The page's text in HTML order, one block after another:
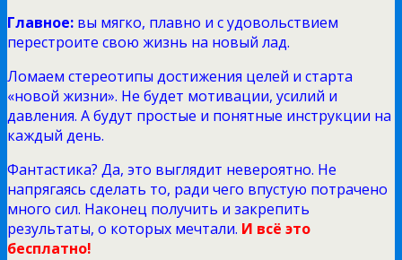
Главное: вы мягко, плавно и с удовольствием
перестроите свою жизнь на новый лад.
Ломаем стереотипы достижения целей и старта
«новой жизни». Не будет мотивации, усилий и
давления. А будут простые и понятные инструкции на
каждый день.
Фантастика? Да, это выглядит невероятно. Не
напрягаясь сделать то, ради чего впустую потрачено
много сил. Наконец получить и закрепить
результаты, о которых мечтали. И всё это
бесплатно!